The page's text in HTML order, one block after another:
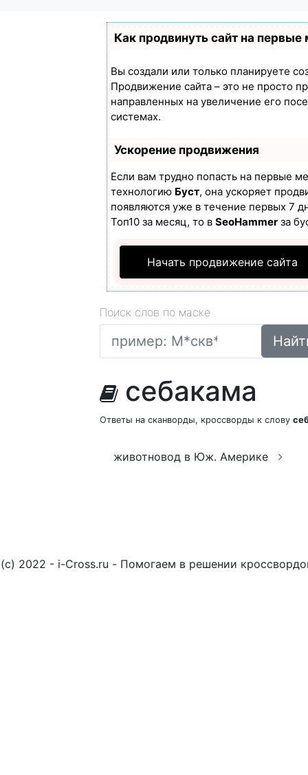
Как продвинуть сайт на первые
Вы создали или только планируете
Продвижение сайта – это не просто
направленных на увеличение его
системах.
Ускорение продвижения
Если вам трудно попасть на первые
технологию Буст, она ускоряет
появляются уже в течение первых 7
Топ10 за месяц, то в SeoHammer за
Начать продвижение сайта
Поиск слов по маске
себакама
Ответы на сканворды, кроссворды к слову
животновод в Юж. Америке
(c) 2022 - i-Cross.ru - Помогаем в решении